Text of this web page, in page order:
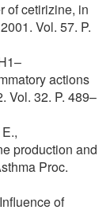
of cetirizine, in
Vol. 57. P.
actions
Vol. 32. P. 489–
production and
Proc.
of